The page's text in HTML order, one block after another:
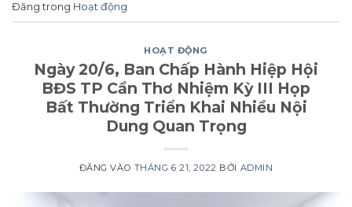
Đăng trong Hoạt động
HOẠT ĐỘNG
Ngày 20/6, Ban Chấp Hành Hiệp Hội
BĐS TP Cần Thơ Nhiệm Kỳ III Họp
Bất Thường Triển Khai Nhiều Nội
Dung Quan Trọng
ĐĂNG VÀO THÁNG 6 21, 2022 BỞI ADMIN